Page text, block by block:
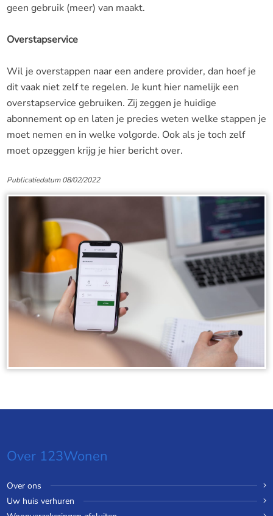
geen gebruik (meer) van maakt.
Overstapservice
Wil je overstappen naar een andere provider, dan hoef je
dit vaak niet zelf te regelen. Je kunt hier namelijk een
overstapservice gebruiken. Zij zeggen je huidige
abonnement op en laten je precies weten welke stappen je
moet nemen en in welke volgorde. Ook als je toch zelf
moet opzeggen krijg je hier bericht over.
Publicatiedatum 08/02/2022
Over 123Wonen
Over ons
Uw huis verhuren